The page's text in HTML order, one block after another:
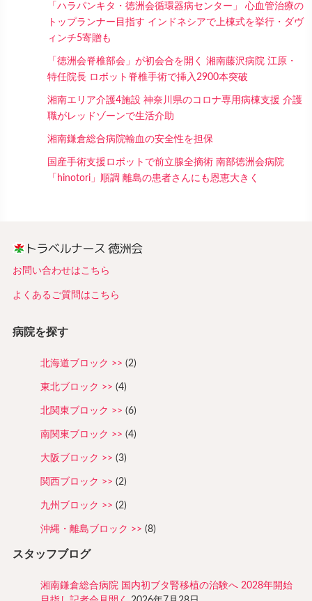
「ハラパンキタ・徳洲会循環器病センター」 心血管治療の
トップランナー目指す インドネシアで上棟式を挙行・ダヴ
ィンチ5寄贈も
「徳洲会脊椎部会」が初会合を開く 湘南藤沢病院 江原・
特任院長 ロボット脊椎手術で挿入2900本突破
湘南エリア介護4施設 神奈川県のコロナ専用病棟支援 介護
職がレッドゾーンで生活介助
湘南鎌倉総合病院輸血の安全性を担保
国産手術支援ロボットで前立腺全摘術 南部徳洲会病院
「hinotori」順調 離島の患者さんにも恩恵大きく
お問い合わせはこちら
よくあるご質問はこちら
病院を探す
北海道ブロック (2)
東北ブロック (4)
北関東ブロック (6)
南関東ブロック (4)
大阪ブロック (3)
関西ブロック (2)
九州ブロック (2)
沖縄・離島ブロック (8)
スタッフブログ
湘南鎌倉総合病院 国内初ブタ腎移植の治験へ 2028年開始